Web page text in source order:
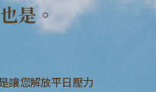
是。
讓您解放平日壓力